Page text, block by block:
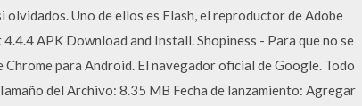
Uno de ellos es Flash, el reproductor de Adobe
APK Download and Install. Shopiness - Para que no se
para Android. El navegador oficial de Google. Todo
del Archivo: 8.35 MB Fecha de lanzamiento: Agregar